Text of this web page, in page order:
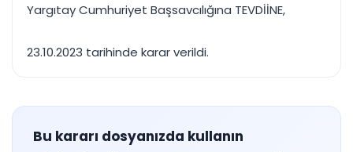
Yargıtay Cumhuriyet Başsavcılığına TEVDİİNE,
23.10.2023 tarihinde karar verildi.
Bu kararı dosyanızda kullanın